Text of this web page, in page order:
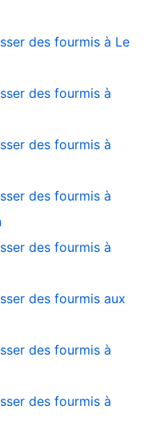
des fourmis à Le
des fourmis à
des fourmis à
des fourmis à
des fourmis à
des fourmis aux
des fourmis à
des fourmis à